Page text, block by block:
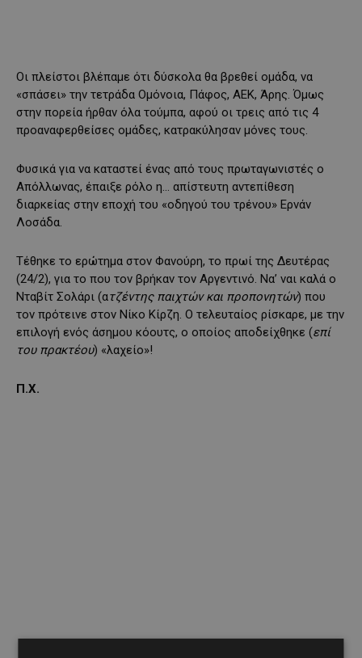
Οι πλείστοι βλέπαμε ότι δύσκολα θα βρεθεί ομάδα, να
«σπάσει» την τετράδα Ομόνοια, Πάφος, ΑΕΚ, Άρης. Όμως
στην πορεία ήρθαν όλα τούμπα, αφού οι τρεις από τις 4
προαναφερθείσες ομάδες, κατρακύλησαν μόνες τους.
Φυσικά για να καταστεί ένας από τους πρωταγωνιστές ο
Απόλλωνας, έπαιξε ρόλο η… απίστευτη αντεπίθεση
διαρκείας στην εποχή του «οδηγού του τρένου» Ερνάν
Λοσάδα.
Τέθηκε το ερώτημα στον Φανούρη, το πρωί της Δευτέρας
(24/2), για το που τον βρήκαν τον Αργεντινό. Να’ ναι καλά ο
Νταβίτ Σολάρι (ατζέντης παιχτών και προπονητών) που
τον πρότεινε στον Νίκο Κίρζη. Ο τελευταίος ρίσκαρε, με την
επιλογή ενός άσημου κόουτς, ο οποίος αποδείχθηκε (επί
του πρακτέου) «λαχείο»!
Π.Χ.